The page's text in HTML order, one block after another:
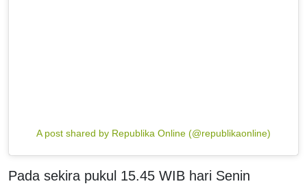
A post shared by Republika Online (@republikaonline)
Pada sekira pukul 15.45 WIB hari Senin